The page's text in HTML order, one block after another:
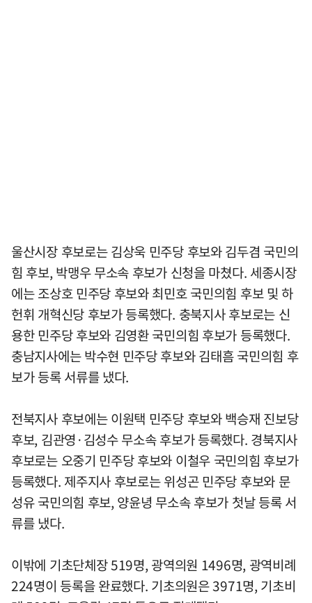
울산시장 후보로는 김상욱 민주당 후보와 김두겸 국민의
힘 후보, 박맹우 무소속 후보가 신청을 마쳤다. 세종시장
에는 조상호 민주당 후보와 최민호 국민의힘 후보 및 하
헌휘 개혁신당 후보가 등록했다. 충북지사 후보로는 신
용한 민주당 후보와 김영환 국민의힘 후보가 등록했다.
충남지사에는 박수현 민주당 후보와 김태흠 국민의힘 후
보가 등록 서류를 냈다.
전북지사 후보에는 이원택 민주당 후보와 백승재 진보당
후보, 김관영·김성수 무소속 후보가 등록했다. 경북지사
후보로는 오중기 민주당 후보와 이철우 국민의힘 후보가
등록했다. 제주지사 후보로는 위성곤 민주당 후보와 문
성유 국민의힘 후보, 양윤녕 무소속 후보가 첫날 등록 서
류를 냈다.
이밖에 기초단체장 519명, 광역의원 1496명, 광역비례
224명이 등록을 완료했다. 기초의원은 3971명, 기초비